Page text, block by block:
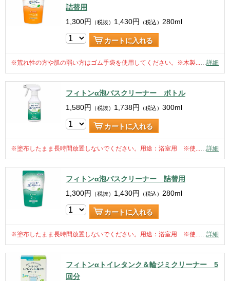
詰替用
1,300円 （税抜） 1,430円 （税込） 280ml
カートに入れる
※荒れ性の方や肌の弱い方はゴム手袋を使用してください。※木製...…詳細
フィトンα泡バスクリーナー ボトル
1,580円 （税抜） 1,738円 （税込） 300ml
カートに入れる
※塗布したまま長時間放置しないでください。用途：浴室用 ※使...…詳細
フィトンα泡バスクリーナー 詰替用
1,300円 （税抜） 1,430円 （税込） 280ml
カートに入れる
※塗布したまま長時間放置しないでください。用途：浴室用 ※使...…詳細
フィトンαトイレタンク＆輪ジミクリーナー 5
回分